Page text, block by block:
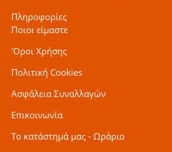
Πληροφορίες
Ποιοι είμαστε
'Οροι Χρήσης
Πολιτική Cookies
Ασφάλεια Συναλλαγών
Επικοινωνία
Το κατάστημά μας - Ωράριο